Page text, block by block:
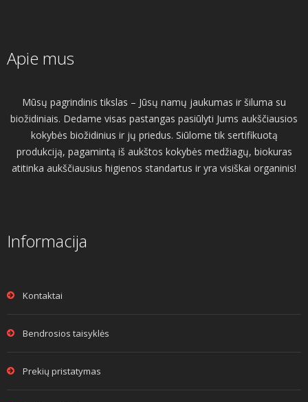
Apie mus
Mūsų pagrindinis tikslas – Jūsų namų jaukumas ir šiluma su
biožidiniais. Dedame visas pastangas pasiūlyti Jums aukščiausios
kokybės biožidinius ir jų priedus. Siūlome tik sertifikuotą
produkciją, pagamintą iš aukštos kokybės medžiagų, biokuras
atitinka aukščiausius higienos standartus ir yra visiškai organinis!
Informacija
Kontaktai
Bendrosios taisyklės
Prekių pristatymas